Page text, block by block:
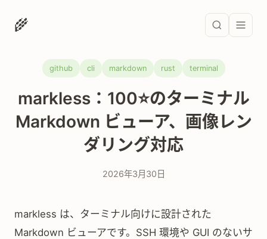
🌾
github cli markdown rust terminal
markless：100⭐のターミナル
Markdown ビューア、画像レン
ダリング対応
2026年3月30日
markless は、ターミナル向けに設計された
Markdown ビューアです。SSH 環境や GUI のないサ